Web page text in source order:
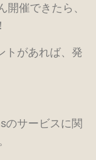
催できたら、
トがあれば、発
のサービスに関